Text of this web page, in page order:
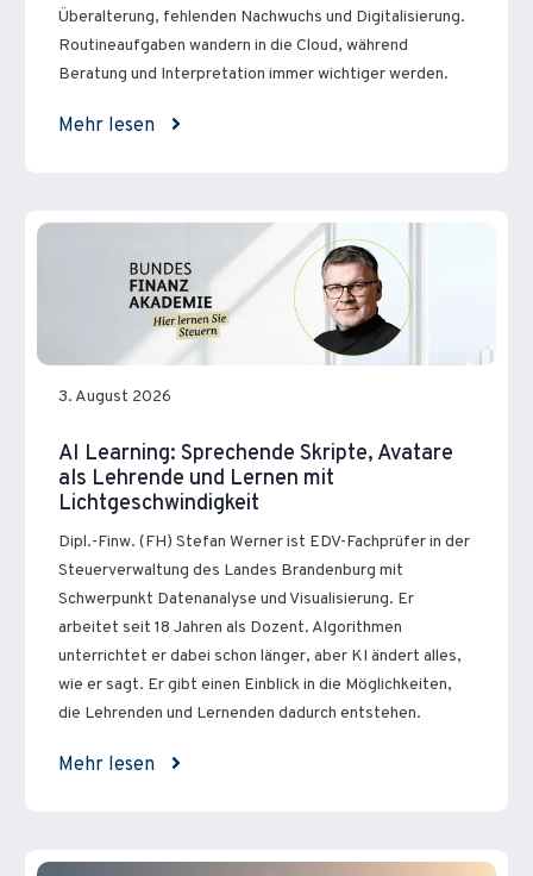
Überalterung, fehlenden Nachwuchs und Digitalisierung.
Routineaufgaben wandern in die Cloud, während
Beratung und Interpretation immer wichtiger werden.
Mehr lesen
3. August 2026
AI Learning: Sprechende Skripte, Avatare
als Lehrende und Lernen mit
Lichtgeschwindigkeit
Dipl.-Finw. (FH) Stefan Werner ist EDV-Fachprüfer in der
Steuerverwaltung des Landes Brandenburg mit
Schwerpunkt Datenanalyse und Visualisierung. Er
arbeitet seit 18 Jahren als Dozent. Algorithmen
unterrichtet er dabei schon länger, aber KI ändert alles,
wie er sagt. Er gibt einen Einblick in die Möglichkeiten,
die Lehrenden und Lernenden dadurch entstehen.
Mehr lesen